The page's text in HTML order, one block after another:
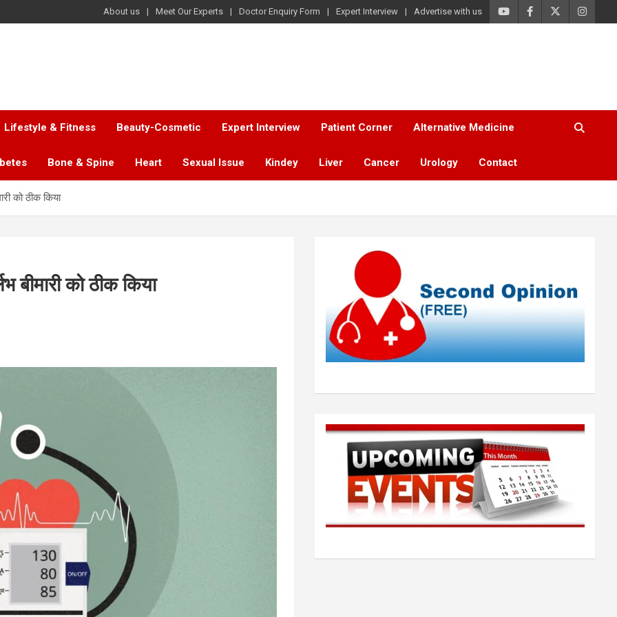
About us Meet Our Experts Doctor Enquiry Form Expert Interview Advertise with us
Lifestyle & Fitness Beauty-Cosmetic Expert Interview Patient Corner Alternative Medicine
Bone & Spine Heart Sexual Issue Kindey Liver Cancer Urology Contact
को ठीक किया
को ठीक किया